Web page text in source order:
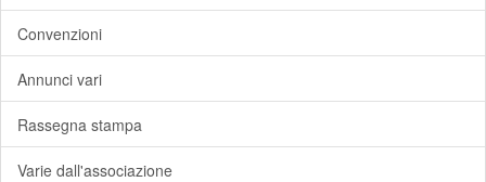
Convenzioni
Annunci vari
Rassegna stampa
Varie dall'associazione